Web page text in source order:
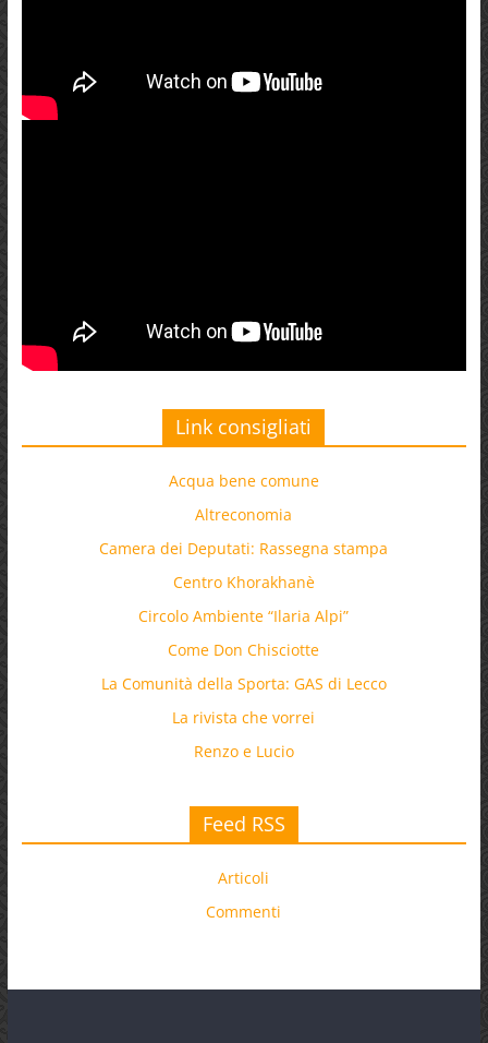
Link consigliati
Acqua bene comune
Altreconomia
Camera dei Deputati: Rassegna stampa
Centro Khorakhanè
Circolo Ambiente “Ilaria Alpi”
Come Don Chisciotte
La Comunità della Sporta: GAS di Lecco
La rivista che vorrei
Renzo e Lucio
Feed RSS
Articoli
Commenti